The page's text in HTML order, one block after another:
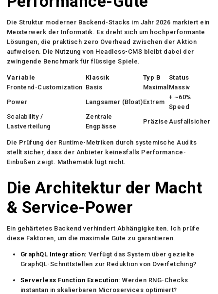
Die Struktur moderner Backend-Stacks im Jahr 2026 markiert ein
Meisterwerk der Informatik. Es dreht sich um hochperformante
Lösungen, die praktisch zero Overhead zwischen der Aktion
aufweisen. Die Nutzung von Headless-CMS bleibt dabei der
zwingende Benchmark für flüssige Spiele.
Variable Klassik Typ B
Status
Frontend-Customization Basis Maximal Massiv
Power
Langsamer (Bloat)Extrem
+ ~60%
Speed
Scalability /
Lastverteilung
Zentrale
Engpässe
Präzise Ausfallsicher
Die Prüfung der Runtime-Metriken durch systemische Audits
stellt sicher, dass der Anbieter keinesfalls Performance-
Einbußen zeigt. Mathematik lügt nicht.
Die Architektur der Macht
& Service-Power
Ein gehärtetes Backend verhindert Abhängigkeiten. Ich prüfe
diese Faktoren, um die maximale Güte zu garantieren.
GraphQL Integration: Verfügt das System über gezielte
GraphQL-Schnittstellen zur Reduktion von Overfetching?
Serverless Function Execution: Werden RNG-Checks
instantan in skalierbaren Microservices optimiert?